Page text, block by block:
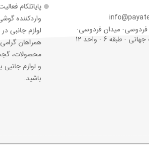
فردوسی- میدان فردوسی-
- طبقه 6 - واحد 12
پایاتلکام
وارد‌کننده
لوازم جانبی
همراهان
محصولات،
و لوازم جانبی
باشید.